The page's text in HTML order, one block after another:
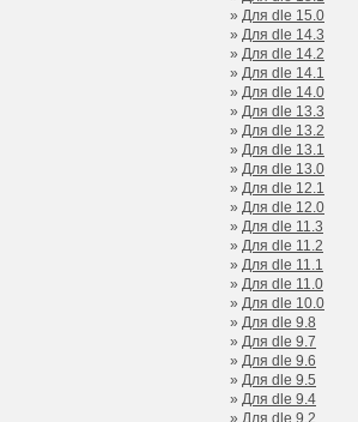
» Для dle 15.0
» Для dle 14.3
» Для dle 14.2
» Для dle 14.1
» Для dle 14.0
» Для dle 13.3
» Для dle 13.2
» Для dle 13.1
» Для dle 13.0
» Для dle 12.1
» Для dle 12.0
» Для dle 11.3
» Для dle 11.2
» Для dle 11.1
» Для dle 11.0
» Для dle 10.0
» Для dle 9.8
» Для dle 9.7
» Для dle 9.6
» Для dle 9.5
» Для dle 9.4
» Для dle 9.2